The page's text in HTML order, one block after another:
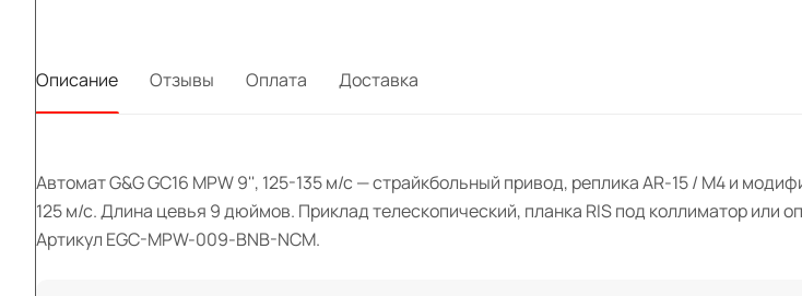
Описание Отзывы Оплата Доставка
Автомат G&G GC16 MPW 9'', 125-135 м/с — страйкбольный привод, реплика AR-15 / M4 и
125 м/с. Длина цевья 9 дюймов. Приклад телескопический, планка RIS под коллиматор или
Артикул EGC-MPW-009-BNB-NCM.